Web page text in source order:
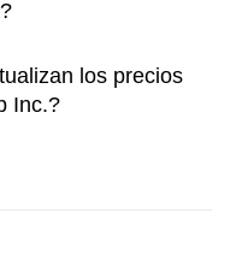
los precios
Inc.?